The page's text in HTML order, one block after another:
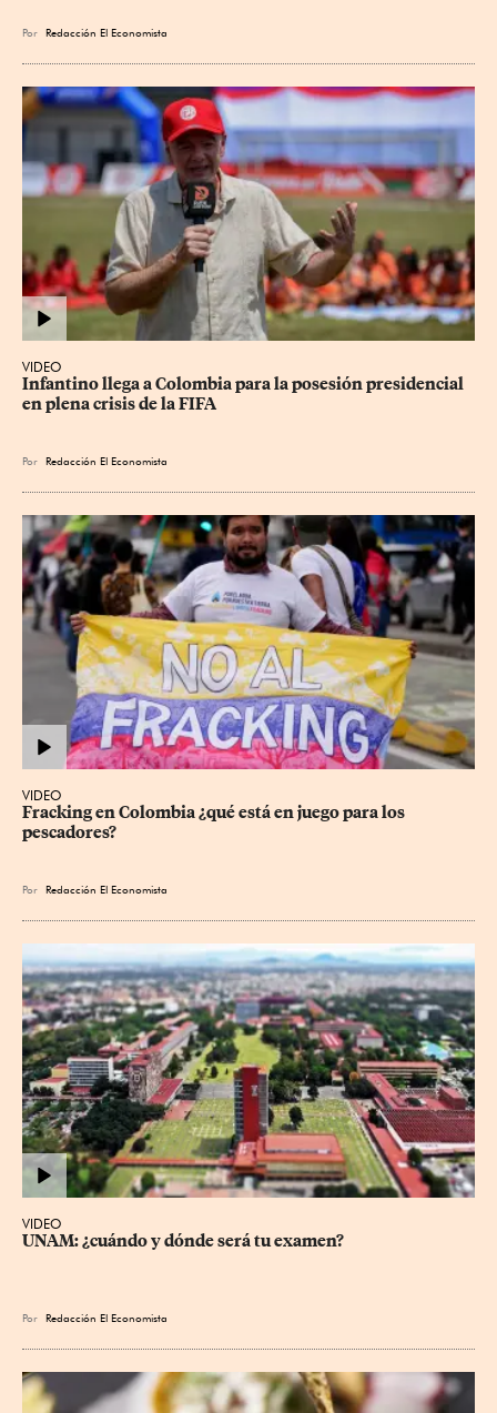
Por Redacción El Economista
VIDEO
Infantino llega a Colombia para la posesión presidencial
en plena crisis de la FIFA
Por Redacción El Economista
VIDEO
Fracking en Colombia ¿qué está en juego para los
pescadores?
Por Redacción El Economista
VIDEO
UNAM: ¿cuándo y dónde será tu examen?
Por Redacción El Economista